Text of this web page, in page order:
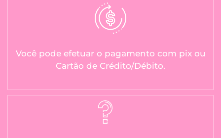
Você pode efetuar o pagamento com pix ou
Cartão de Crédito/Débito.